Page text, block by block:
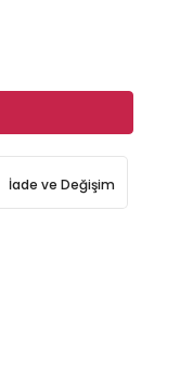
İade ve Değişim